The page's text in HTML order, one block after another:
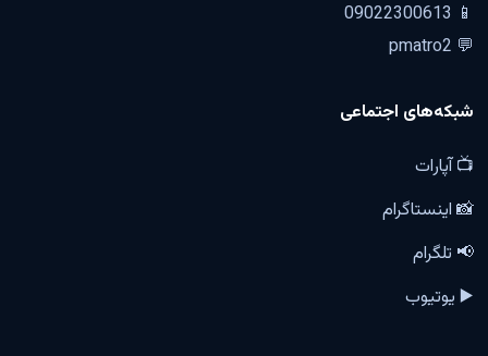
📱 09022300613
💬 pmatro2
شبکه‌های اجتماعی
📺 آپارات
📸 اینستاگرام
📢 تلگرام
▶️ یوتیوب